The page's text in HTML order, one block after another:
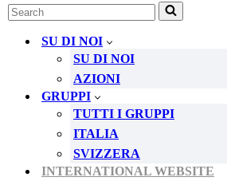
Ricerca
per
SU DI NOI
SU DI NOI
AZIONI
GRUPPI
TUTTI I GRUPPI
ITALIA
SVIZZERA
INTERNATIONAL WEBSITE